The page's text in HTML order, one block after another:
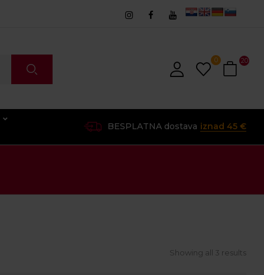
0 20
BESPLATNA dostava iznad 45 €
Showing all 3 results